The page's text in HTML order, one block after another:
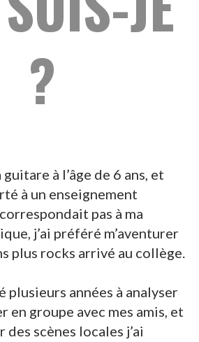
?
à l’âge de 6 ans, et
à un enseignement
pas à ma
j’ai préféré m’aventurer
plus rocks arrivé au collège.
plusieurs années à analyser
en groupe avec mes amis, et
des scènes locales j’ai